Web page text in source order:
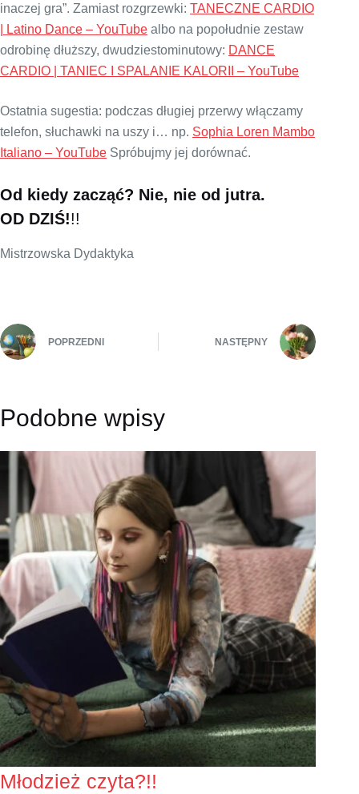
inaczej gra”. Zamiast rozgrzewki: TANECZNE CARDIO
| Latino Dance – YouTube albo na popołudnie zestaw
odrobinę dłuższy, dwudziestominutowy: DANCE
CARDIO | TANIEC I SPALANIE KALORII – YouTube
Ostatnia sugestia: podczas długiej przerwy włączamy
telefon, słuchawki na uszy i… np. Sophia Loren Mambo
Italiano – YouTube Spróbujmy jej dorównać.
Od kiedy zacząć? Nie, nie od jutra.
OD DZIŚ!!!
Mistrzowska Dydaktyka
POPRZEDNI NASTĘPNY
Podobne wpisy
Młodzież czyta?!!